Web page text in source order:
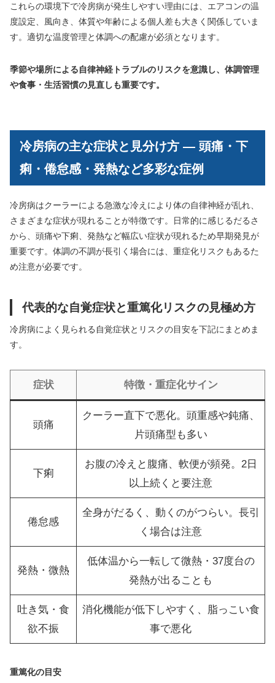
これらの環境下で冷房病が発生しやすい理由には、エアコンの温
度設定、風向き、体質や年齢による個人差も大きく関係していま
す。適切な温度管理と体調への配慮が必須となります。
季節や場所による自律神経トラブルのリスクを意識し、体調管理
や食事・生活習慣の見直しも重要です。
冷房病の主な症状と見分け方 ― 頭痛・下
痢・倦怠感・発熱など多彩な症例
冷房病はクーラーによる急激な冷えにより体の自律神経が乱れ、
さまざまな症状が現れることが特徴です。日常的に感じるだるさ
から、頭痛や下痢、発熱など幅広い症状が現れるため早期発見が
重要です。体調の不調が長引く場合には、重症化リスクもあるた
め注意が必要です。
代表的な自覚症状と重篤化リスクの見極め方
冷房病によく見られる自覚症状とリスクの目安を下記にまとめま
す。
症状 特徴・重症化サイン
頭痛
クーラー直下で悪化。頭重感や鈍痛、
片頭痛型も多い
下痢
お腹の冷えと腹痛、軟便が頻発。2日
以上続くと要注意
倦怠感
全身がだるく、動くのがつらい。長引
く場合は注意
発熱・微熱
低体温から一転して微熱・37度台の
発熱が出ることも
吐き気・食
欲不振
消化機能が低下しやすく、脂っこい食
事で悪化
重篤化の目安